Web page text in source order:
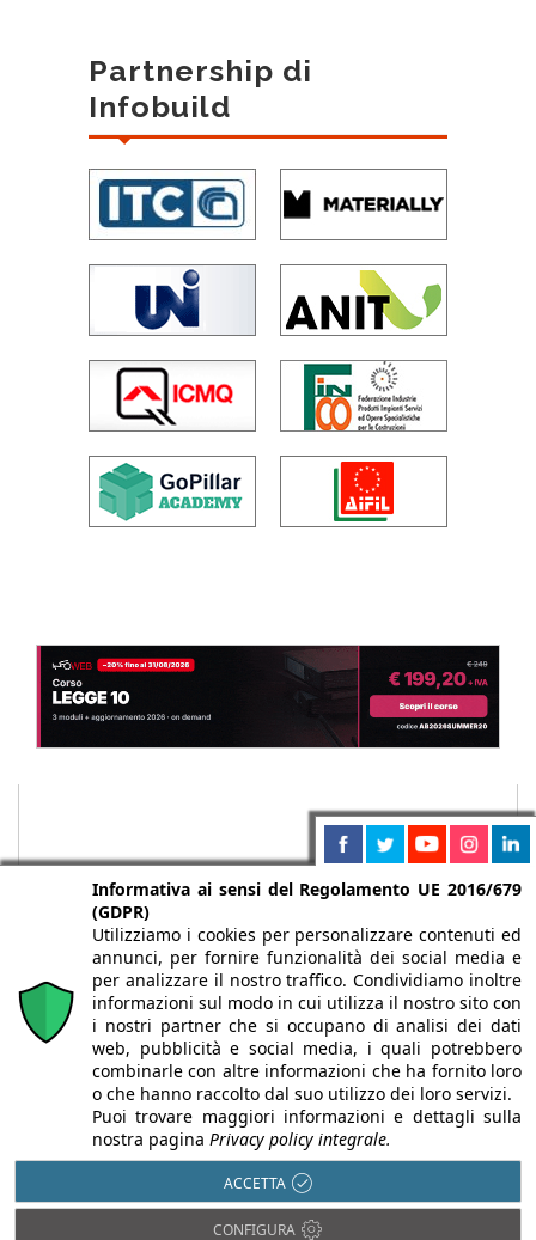
Partnership di
Infobuild
Chi siamo Autori Per la tua pubblicità
Iscriviti alla
newsletter
Infobuild è testata registrata presso il Tribunale di Milano al n° 63
Informativa ai sensi del Regolamento UE 2016/679
(GDPR)
Utilizziamo i cookies per personalizzare contenuti ed
annunci, per fornire funzionalità dei social media e
per analizzare il nostro traffico. Condividiamo inoltre
informazioni sul modo in cui utilizza il nostro sito con
i nostri partner che si occupano di analisi dei dati
web, pubblicità e social media, i quali potrebbero
combinarle con altre informazioni che ha fornito loro
o che hanno raccolto dal suo utilizzo dei loro servizi.
Puoi trovare maggiori informazioni e dettagli sulla
nostra pagina Privacy policy integrale.
ACCETTA
CONFIGURA